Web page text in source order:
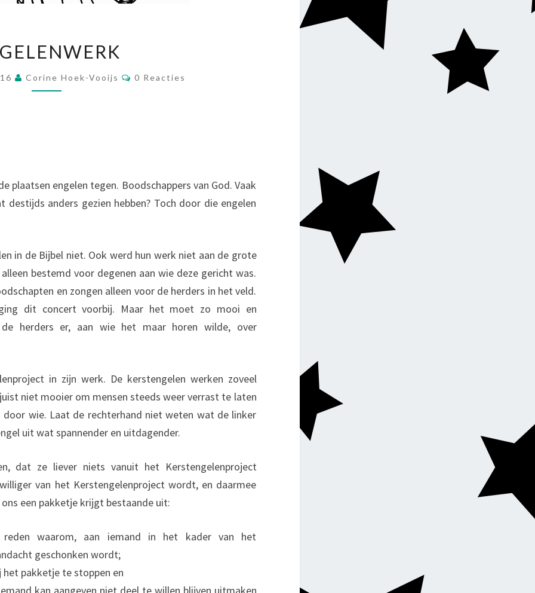
Corine Hoek-Vooijs Reacties
0 Reacties
plaatsen engelen tegen. Boodschappers van God. Vaak
anders gezien hebben? Toch door die engelen
in de Bijbel niet. Ook werd hun werk niet aan de grote
bestemd voor degenen aan wie deze gericht was.
en zongen alleen voor de herders in het veld.
dit concert voorbij. Maar het moet zo mooi en
herders er, aan wie het maar horen wilde, over
in zijn werk. De kerstengelen werken zoveel
niet mooier om mensen steeds weer verrast te laten
wie. Laat de rechterhand niet weten wat de linker
uit wat spannender en uitdagender.
dat ze liever niets vanuit het Kerstengelenproject
van het Kerstengelenproject wordt, en daarmee
een pakketje krijgt bestaande uit:
waarom, aan iemand in het kader van het
geschonken wordt;
pakketje te stoppen en